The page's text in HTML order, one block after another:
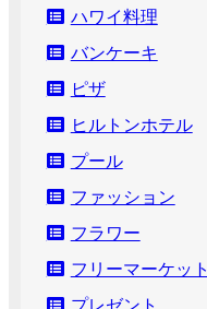
ハワイ料理
バンケーキ
ピザ
ヒルトンホテル
プール
ファッション
フラワー
フリーマーケット